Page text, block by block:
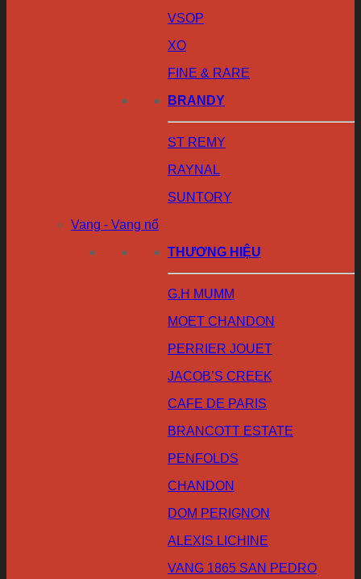
VSOP
XO
FINE & RARE
BRANDY
ST REMY
RAYNAL
SUNTORY
Vang - Vang nổ
THƯƠNG HIỆU
G.H MUMM
MOET CHANDON
PERRIER JOUET
JACOB’S CREEK
CAFE DE PARIS
BRANCOTT ESTATE
PENFOLDS
CHANDON
DOM PERIGNON
ALEXIS LICHINE
VANG 1865 SAN PEDRO